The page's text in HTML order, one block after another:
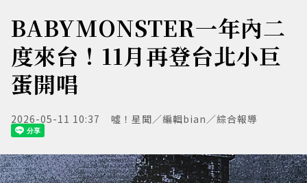
BABYMONSTER一年內二
度來台！11月再登台北小巨
蛋開唱
2026-05-11 10:37 噓！星聞／編輯bian／綜合報導